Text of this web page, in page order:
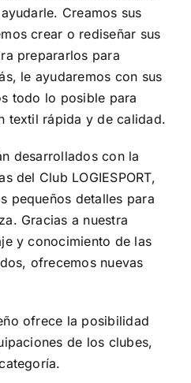
Creamos sus
crear o rediseñar sus
prepararlos para
le ayudaremos con sus
todo lo posible para
textil rápida y de calidad.
desarrollados con la
del Club LOGIESPORT,
pequeños detalles para
Gracias a nuestra
y conocimiento de las
ofrecemos nuevas
ofrece la posibilidad
de los clubes,